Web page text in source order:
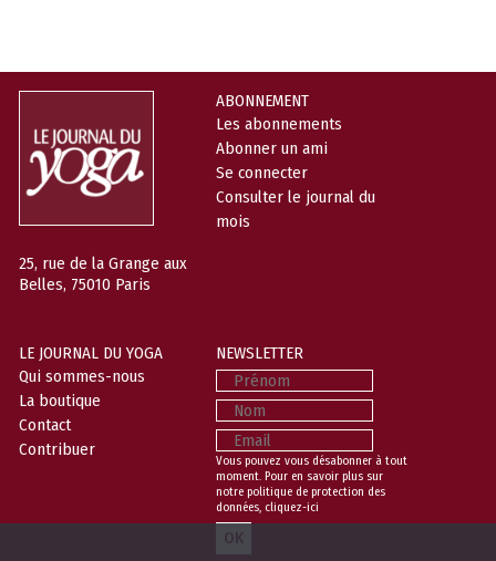
25, rue de la Grange aux
Belles, 75010 Paris
ABONNEMENT
Les abonnements
Abonner un ami
Se connecter
Consulter le journal du
mois
LE JOURNAL DU YOGA
Qui sommes-nous
La boutique
Contact
Contribuer
NEWSLETTER
Prénom
Nom
Email
Vous pouvez vous désabonner à tout
moment. Pour en savoir plus sur
notre politique de protection des
données, cliquez-ici